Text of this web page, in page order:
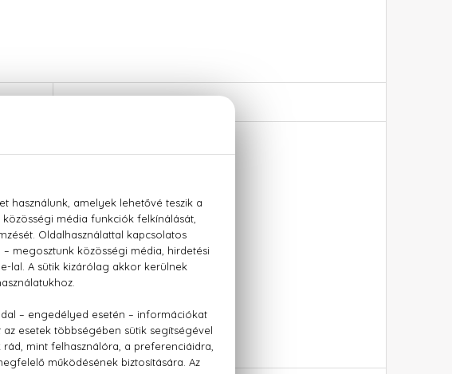
Eau De Toilette 50 ml
vanília, pézsma, cédrus